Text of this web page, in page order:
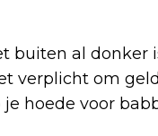
buiten al donker
verplicht om
hoede voor